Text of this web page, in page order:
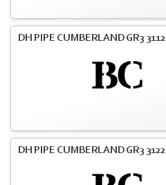
DH PIPE CUMBERLAND GR3 3112
DH PIPE CUMBERLAND GR3 3122